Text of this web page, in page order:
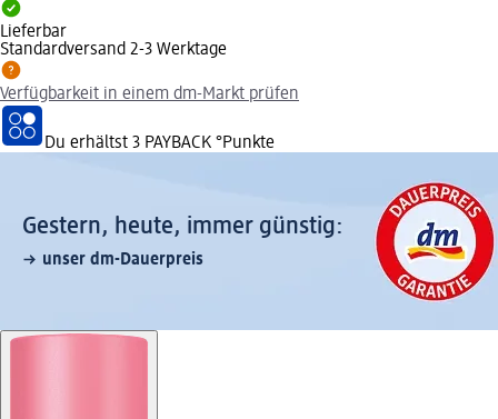
Lieferbar
Standardversand 2-3 Werktage
Verfügbarkeit in einem dm-Markt prüfen
Du erhältst 3 PAYBACK °Punkte
Gestern, heute, immer günstig:
unser dm-Dauerpreis